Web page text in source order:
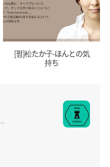
[펌]松たか子-ほんとの気
持ち